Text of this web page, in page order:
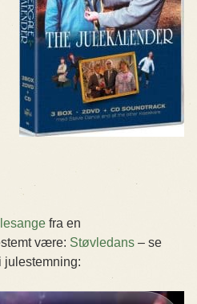
fra en
være: Støvledans – se
julestemning: